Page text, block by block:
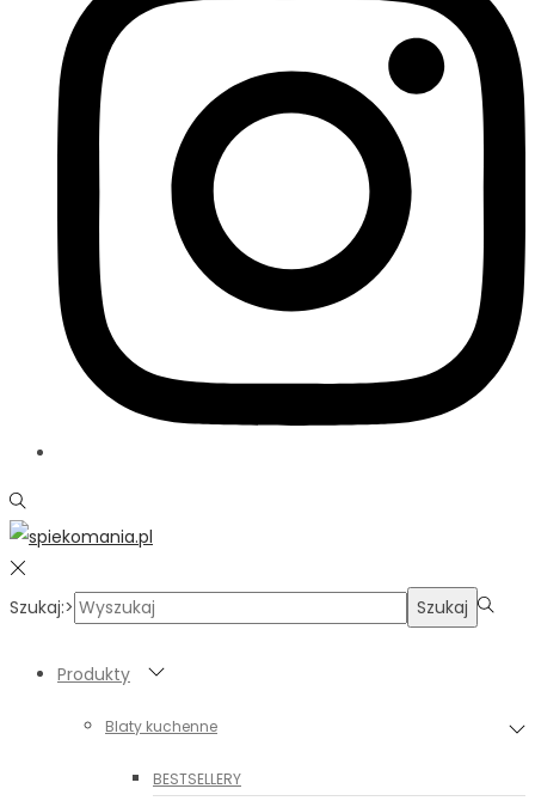
Szukaj:> Szukaj
Produkty
Blaty kuchenne
BESTSELLERY